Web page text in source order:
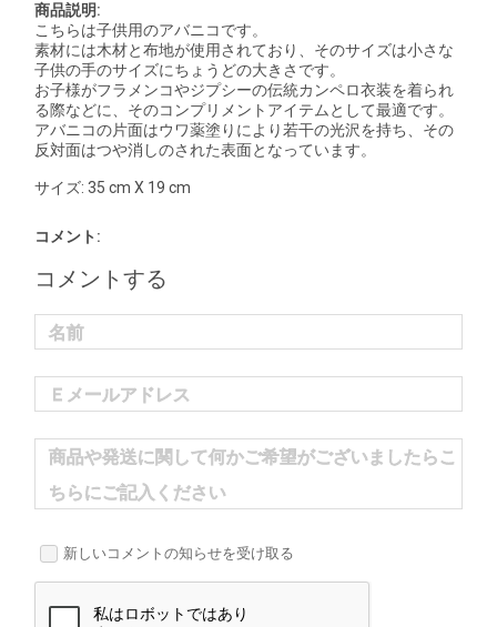
商品説明:
こちらは子供用のアバニコです。
素材には木材と布地が使用されており、そのサイズは小さな
子供の手のサイズにちょうどの大きさです。
お子様がフラメンコやジプシーの伝統カンペロ衣装を着られ
る際などに、そのコンプリメントアイテムとして最適です。
アバニコの片面はウワ薬塗りにより若干の光沢を持ち、その
反対面はつや消しのされた表面となっています。
サイズ: 35 cm X 19 cm
コメント:
コメントする
名前
Ｅメールアドレス
商品や発送に関して何かご希望がございましたらこ
ちらにご記入ください
新しいコメントの知らせを受け取る